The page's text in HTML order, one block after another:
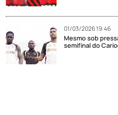
01/03/2026 19:46
Mesmo sob
semifinal do